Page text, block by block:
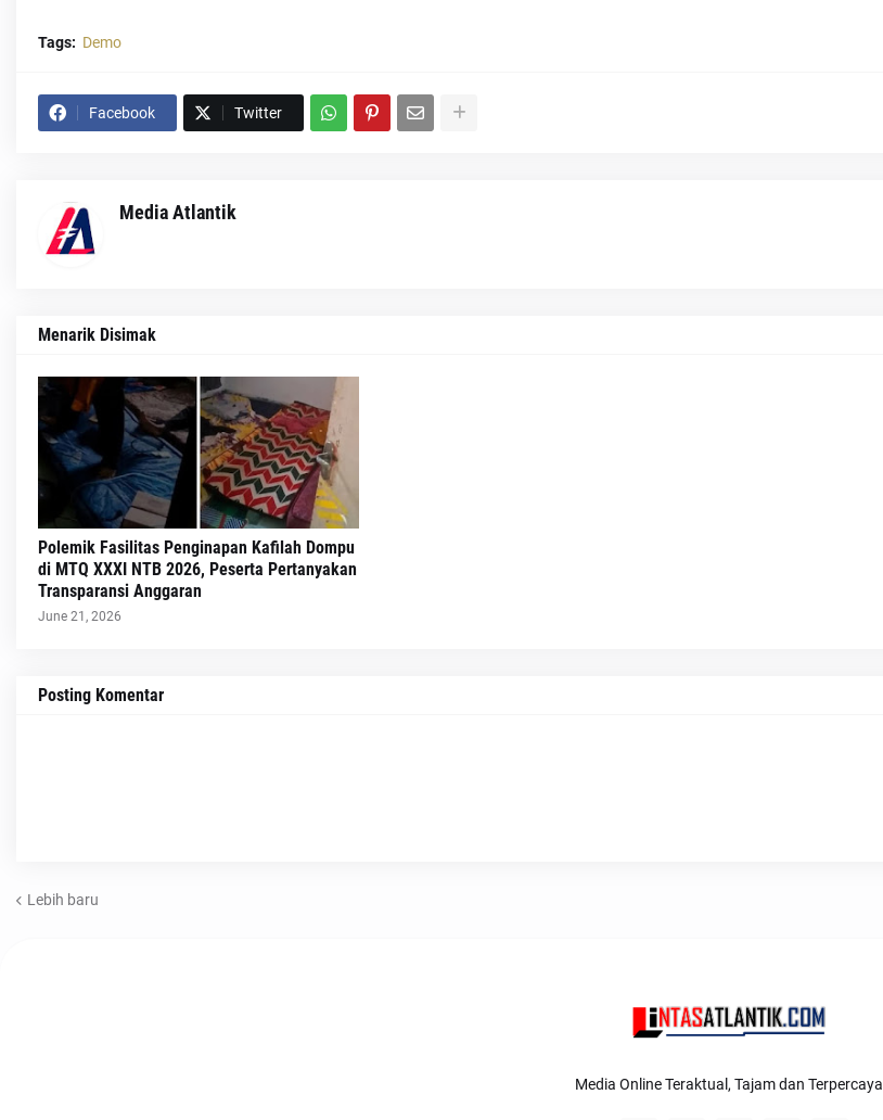
Tags: Demo
Facebook Twitter
Media Atlantik
Menarik Disimak
Polemik Fasilitas Penginapan Kafilah Dompu
di MTQ XXXI NTB 2026, Peserta Pertanyakan
Transparansi Anggaran
June 21, 2026
Posting Komentar
Lebih baru
Media Online Teraktual, Tajam dan Terpercaya